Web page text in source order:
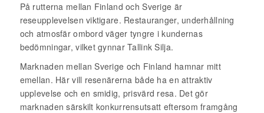
På rutterna mellan Finland och Sverige är
reseupplevelsen viktigare. Restauranger, underhållning
och atmosfär ombord väger tyngre i kundernas
bedömningar, vilket gynnar Tallink Silja.
Marknaden mellan Sverige och Finland hamnar mitt
emellan. Här vill resenärerna både ha en attraktiv
upplevelse och en smidig, prisvärd resa. Det gör
marknaden särskilt konkurrensutsatt eftersom framgång